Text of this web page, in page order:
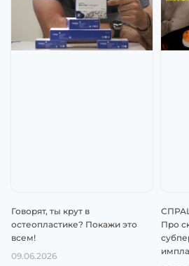
Говорят, ты крут в
остеопластике? Покажи это
всем!
09.06.2026
Про